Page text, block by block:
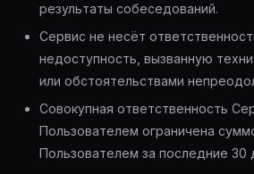
результаты собеседований.
Сервис не несёт
недоступность, вызванную
или обстоятельствами
Совокупная ответственность
Пользователем ограничена
Пользователем за последние 30